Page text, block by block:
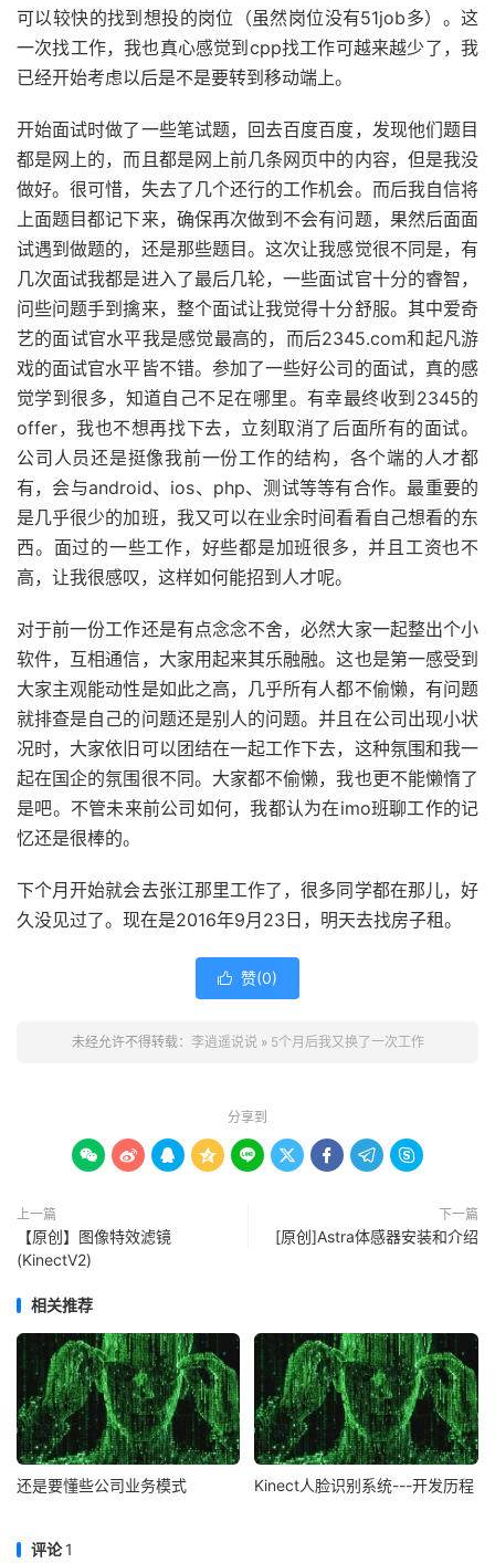
可以较快的找到想投的岗位（虽然岗位没有51job多）。这
一次找工作，我也真心感觉到cpp找工作可越来越少了，我
已经开始考虑以后是不是要转到移动端上。
开始面试时做了一些笔试题，回去百度百度，发现他们题目
都是网上的，而且都是网上前几条网页中的内容，但是我没
做好。很可惜，失去了几个还行的工作机会。而后我自信将
上面题目都记下来，确保再次做到不会有问题，果然后面面
试遇到做题的，还是那些题目。这次让我感觉很不同是，有
几次面试我都是进入了最后几轮，一些面试官十分的睿智，
问些问题手到擒来，整个面试让我觉得十分舒服。其中爱奇
艺的面试官水平我是感觉最高的，而后2345.com和起凡游
戏的面试官水平皆不错。参加了一些好公司的面试，真的感
觉学到很多，知道自己不足在哪里。有幸最终收到2345的
offer，我也不想再找下去，立刻取消了后面所有的面试。
公司人员还是挺像我前一份工作的结构，各个端的人才都
有，会与android、ios、php、测试等等有合作。最重要的
是几乎很少的加班，我又可以在业余时间看看自己想看的东
西。面过的一些工作，好些都是加班很多，并且工资也不
高，让我很感叹，这样如何能招到人才呢。
对于前一份工作还是有点念念不舍，必然大家一起整出个小
软件，互相通信，大家用起来其乐融融。这也是第一感受到
大家主观能动性是如此之高，几乎所有人都不偷懒，有问题
就排查是自己的问题还是别人的问题。并且在公司出现小状
况时，大家依旧可以团结在一起工作下去，这种氛围和我一
起在国企的氛围很不同。大家都不偷懒，我也更不能懒惰了
是吧。不管未来前公司如何，我都认为在imo班聊工作的记
忆还是很棒的。
下个月开始就会去张江那里工作了，很多同学都在那儿，好
久没见过了。现在是2016年9月23日，明天去找房子租。
 赞(0)
未经允许不得转载： 李逍遥说说» 5个月后我又换了一次工作
分享到
        
上一篇
【原创】图像特效滤镜
(KinectV2)
下一篇
[原创]Astra体感器安装和介绍
相关推荐
还是要懂些公司业务模式 Kinect人脸识别系统---开发历程
评论1